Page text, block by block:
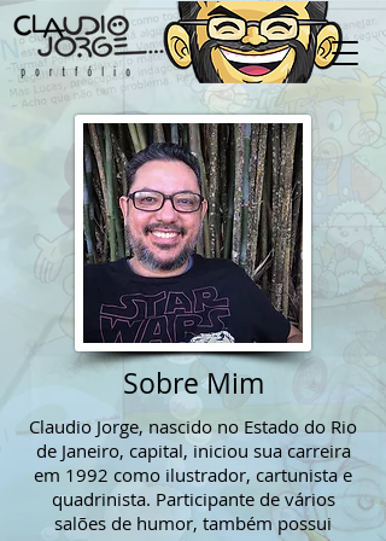
Sobre Mim
Claudio Jorge, nascido no Estado do Rio
de Janeiro, capital, iniciou sua carreira
em 1992 como ilustrador, cartunista e
quadrinista. Participante de vários
salões de humor, também possui